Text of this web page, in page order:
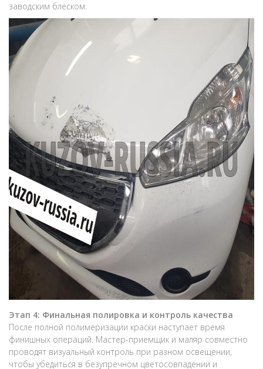
заводским блеском.
Этап 4: Финальная полировка и контроль качества
После полной полимеризации краски наступает время
финишных операций. Мастер-приемщик и маляр совместно
проводят визуальный контроль при разном освещении,
чтобы убедиться в безупречном цветосовпадении и